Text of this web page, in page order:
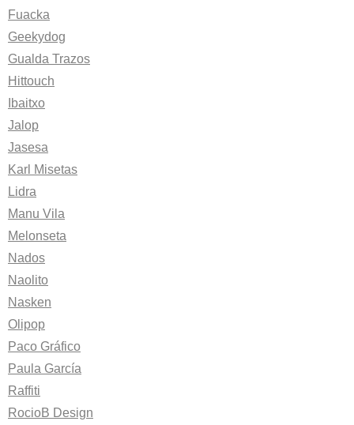
Fuacka
Geekydog
Gualda Trazos
Hittouch
Ibaitxo
Jalop
Jasesa
Karl Misetas
Lidra
Manu Vila
Melonseta
Nados
Naolito
Nasken
Olipop
Paco Gráfico
Paula García
Raffiti
RocioB Design